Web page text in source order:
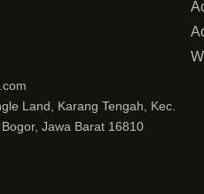
Land, Karang Tengah, Kec.
Jawa Barat 16810